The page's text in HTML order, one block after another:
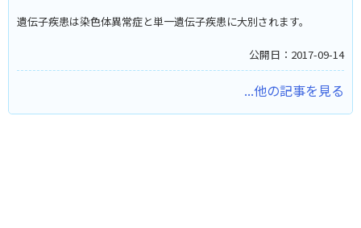
遺伝子疾患は染色体異常症と単一遺伝子疾患に大別されます。
公開日：2017-09-14
...他の記事を見る